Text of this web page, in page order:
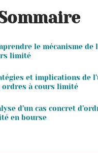
le mécanisme de
limité
et implications de
ordres à cours limité
d’un cas concret
en bourse